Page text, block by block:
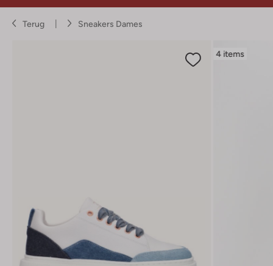
Terug Sneakers Dames
4 items